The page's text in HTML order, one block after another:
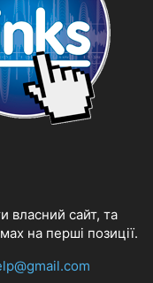
власний сайт, та
на перші позиції.